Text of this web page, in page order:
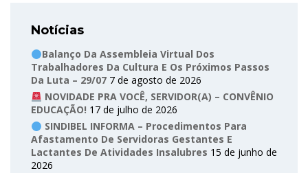
Notícias
Balanço Da Assembleia Virtual Dos
Trabalhadores Da Cultura E Os Próximos Passos
Da Luta – 29/07 7 de agosto de 2026
NOVIDADE PRA VOCÊ, SERVIDOR(A) – CONVÊNIO
EDUCAÇÃO! 17 de julho de 2026
SINDIBEL INFORMA – Procedimentos Para
Afastamento De Servidoras Gestantes E
Lactantes De Atividades Insalubres 15 de junho de
2026